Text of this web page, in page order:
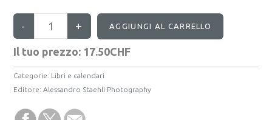
Il tuo prezzo: 17.50CHF
Categorie: Libri e calendari
Editore:Alessandro Staehli Photography